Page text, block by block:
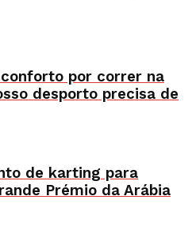
por correr na
desporto precisa de
de karting para
Prémio da Arábia